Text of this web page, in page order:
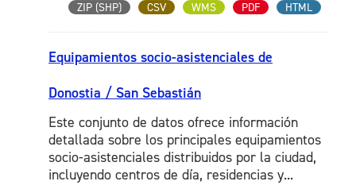
ZIP (SHP) CSV WMS PDF HTML
Equipamientos socio-asistenciales de
Donostia / San Sebastián
Este conjunto de datos ofrece información
detallada sobre los principales equipamientos
socio-asistenciales distribuidos por la ciudad,
incluyendo centros de día, residencias y...